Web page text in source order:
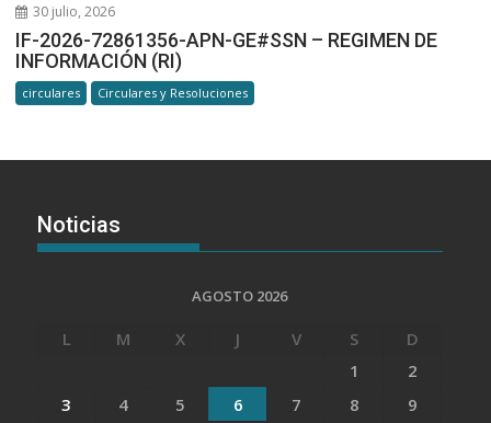
30 julio, 2026
IF-2026-72861356-APN-GE#SSN – REGIMEN DE
INFORMACIÓN (RI)
circulares Circulares y Resoluciones
Noticias
AGOSTO 2026
L M X J V S
D
1
2
3
4 5 6 7 8
9